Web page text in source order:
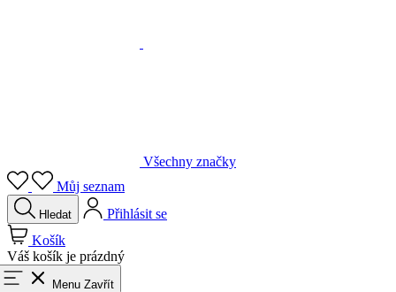
Všechny značky
Můj seznam
Hledat
Přihlásit se
Košík
Váš košík je prázdný
Menu Zavřít